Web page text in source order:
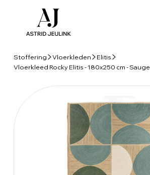
Stoffering Vloerkleden
Elitis
Vloerkleed Rocky Elitis - 180x250 cm - Sauge